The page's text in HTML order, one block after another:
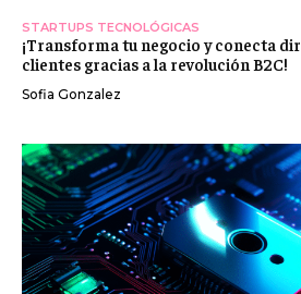
STARTUPS TECNOLÓGICAS
¡Transforma tu negocio y conecta
clientes gracias a la revolución B2C!
Sofia Gonzalez